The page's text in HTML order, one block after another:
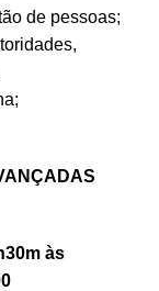
de pessoas;
às